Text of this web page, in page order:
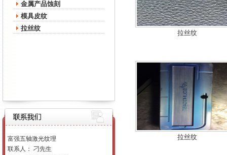
金属产品蚀刻
模具皮纹
拉丝纹
富强五轴激光纹理
联系人： 刁先生
拉丝纹
拉丝纹